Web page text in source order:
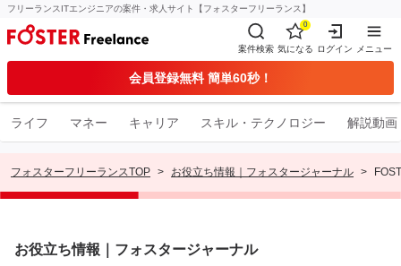
フリーランスITエンジニアの案件・求人サイト【フォスターフリーランス】
案件検索
0
気になる ログイン メニュー
会員登録無料 簡単60秒！
ライフ マネー キャリア スキル・テクノロジー 解説動画
フォスターフリーランスTOP お役立ち情報｜フォスタージャーナル
お役立ち情報｜フォスタージャーナル